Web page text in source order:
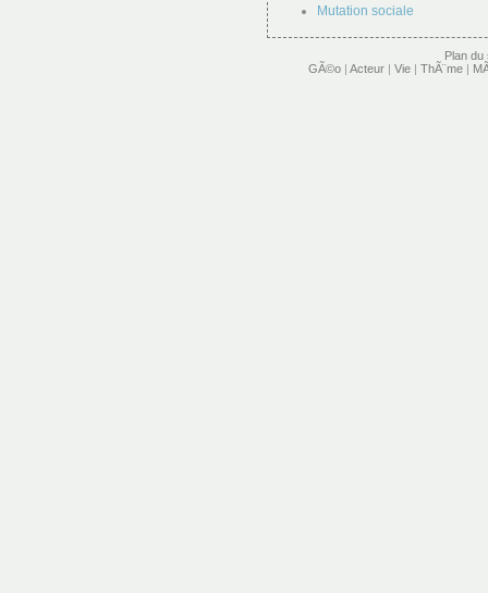
Mutation sociale
Plan du
GÃ©o | Acteur | Vie | ThÃ¨me |